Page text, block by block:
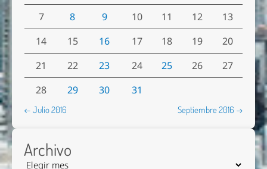
7
8 9 10 11 12
13
14
15 16 17 18 19
20
21
22 23 24 25 26
27
28
29 30 31
← Julio 2016 Septiembre 2016 →
Archivo